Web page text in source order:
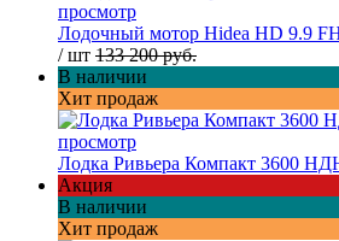
просмотр
Лодочный мотор Hidea HD 9.9
/ шт 133 200 руб.
В наличии
Хит продаж
просмотр
Лодка Ривьера Компакт 3600
Акция
В наличии
Хит продаж